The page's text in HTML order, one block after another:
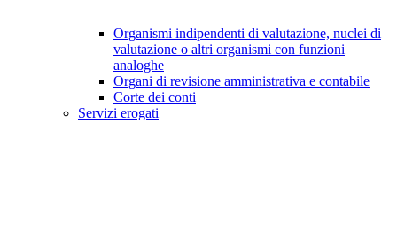
Organismi indipendenti di valutazione, nuclei di
valutazione o altri organismi con funzioni
analoghe
Organi di revisione amministrativa e contabile
Corte dei conti
Servizi erogati